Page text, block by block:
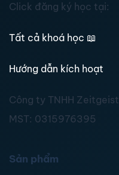
Click đăng ký học tại:
Tất cả khoá học 📖
Hướng dẫn kích hoạt
Công ty TNHH Zeitgeist
MST: 0315976395
Sản phẩm